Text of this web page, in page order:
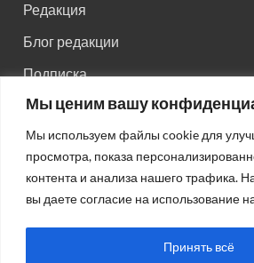
Мы ценим вашу
Мы используем файлы cookie для
просмотра, показа
контента и анализа нашего трафика.
вы даете согласие на использование
Принять всё
Редакция
Блог редакции
Подписка
Правила поведения на сайте
Реклама
Старый HTML сайт